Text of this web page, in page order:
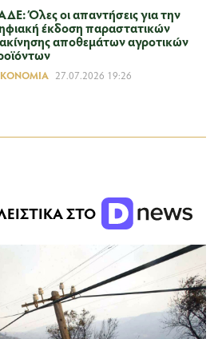
Όλες οι απαντήσεις για την
έκδοση παραστατικών
αποθεμάτων αγροτικών
27.07.2026 19:26
ΣΤΟ